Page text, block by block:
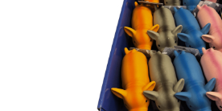
NYC GRISE MED GRYNT